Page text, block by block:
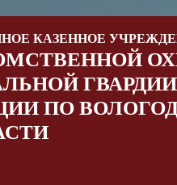
КАЗЕННОЕ
ГВАРДИИ
ПО